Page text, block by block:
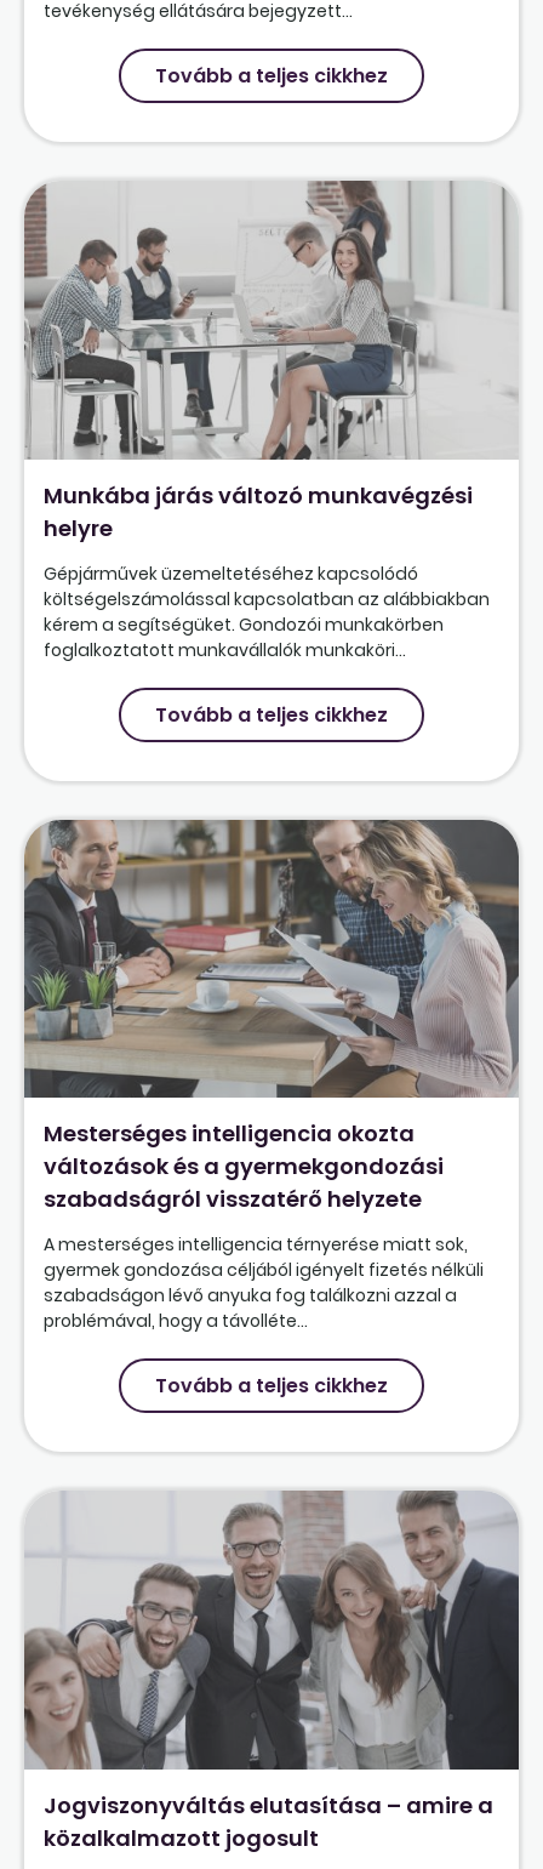
tevékenység ellátására bejegyzett...
Tovább a teljes cikkhez
Munkába járás változó munkavégzési
helyre
Gépjárművek üzemeltetéséhez kapcsolódó
költségelszámolással kapcsolatban az alábbiakban
kérem a segítségüket. Gondozói munkakörben
foglalkoztatott munkavállalók munkaköri...
Tovább a teljes cikkhez
Mesterséges intelligencia okozta
változások és a gyermekgondozási
szabadságról visszatérő helyzete
A mesterséges intelligencia térnyerése miatt sok,
gyermek gondozása céljából igényelt fizetés nélküli
szabadságon lévő anyuka fog találkozni azzal a
problémával, hogy a távolléte...
Tovább a teljes cikkhez
Jogviszonyváltás elutasítása – amire a
közalkalmazott jogosult